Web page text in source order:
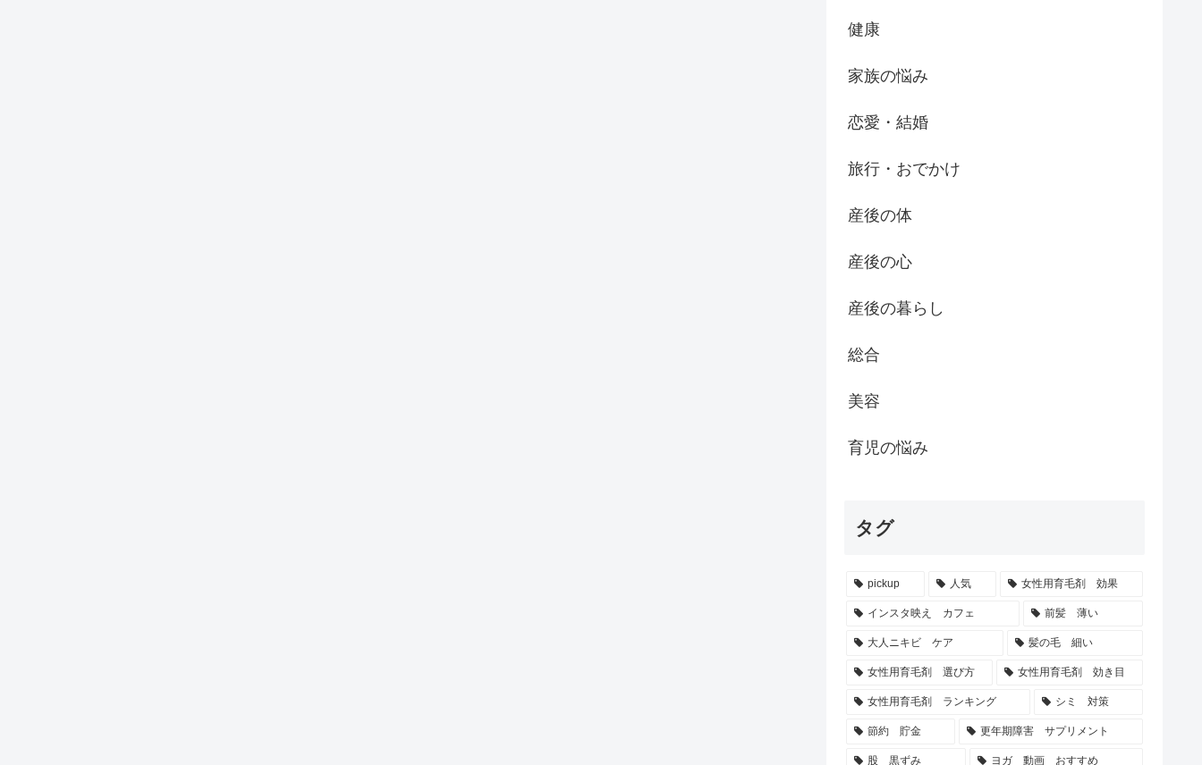
健康
家族の悩み
恋愛・結婚
旅行・おでかけ
産後の体
産後の心
産後の暮らし
総合
美容
育児の悩み
タグ
pickup 人気 女性用育毛剤 効果
インスタ映え カフェ 前髪 薄い
大人ニキビ ケア 髪の毛 細い
女性用育毛剤 選び方 女性用育毛剤 効き目
女性用育毛剤 ランキング シミ 対策
節約 貯金 更年期障害 サプリメント
股 黒ずみ ヨガ 動画 おすすめ